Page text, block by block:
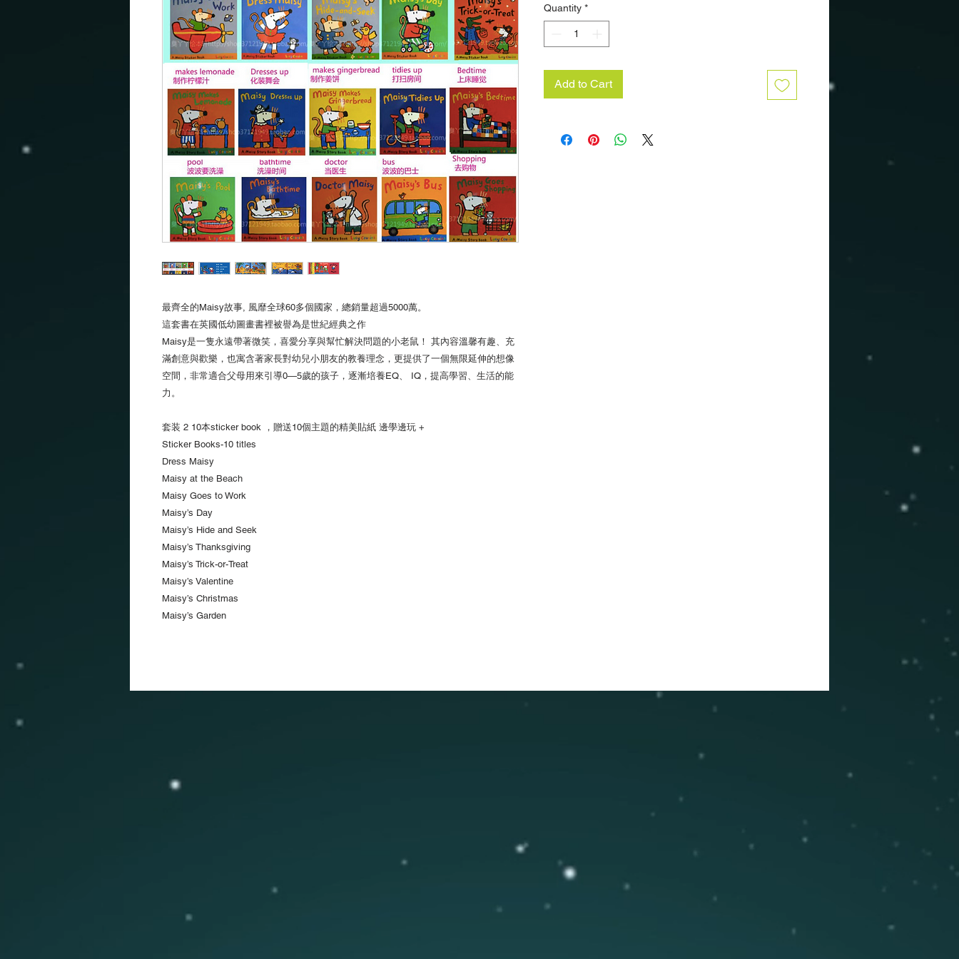
最齊全的Maisy故事, 風靡全球60多個國家，總銷量超過5000萬。
這套書在英國低幼圖畫書裡被譽為是世紀經典之作
Maisy是一隻永遠帶著微笑，喜愛分享與幫忙解決問題的小老鼠！ 其內容溫馨有趣、充
滿創意與歡樂，也寓含著家長對幼兒小朋友的教養理念，更提供了一個無限延伸的想像
空間，非常適合父母用來引導0—5歲的孩子，逐漸培養EQ、 IQ，提高學習、生活的能
力。
套装 2 10本sticker book ，贈送10個主題的精美貼紙 邊學邊玩 +
Sticker Books-10 titles
Dress Maisy
Maisy at the Beach
Maisy Goes to Work
Maisy’s Day
Maisy’s Hide and Seek
Maisy’s Thanksgiving
Maisy’s Trick-or-Treat
Maisy’s Valentine
Maisy’s Christmas
Maisy’s Garden
Quantity *
Add to Cart